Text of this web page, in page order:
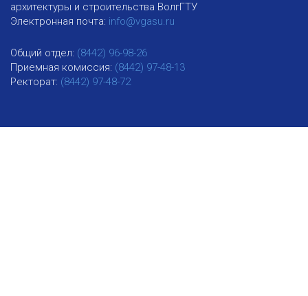
архитектуры и строительства ВолгГТУ
Электронная почта: info@vgasu.ru
Общий отдел: (8442) 96-98-26
Приемная комиссия: (8442) 97-48-13
Ректорат: (8442) 97-48-72